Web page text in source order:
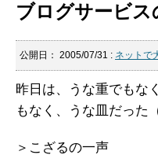
ブログサービ
公開日： 2005/07/31 : ネットで
昨日は、うな重でもな
もなく、うな皿だった
＞こざるの一声